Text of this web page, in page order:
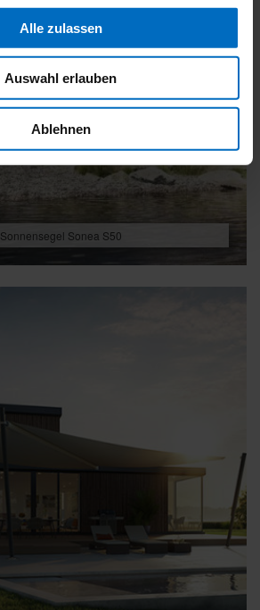
Alle zulassen
Auswahl erlauben
Ablehnen
Sonnensegel Sonea S50